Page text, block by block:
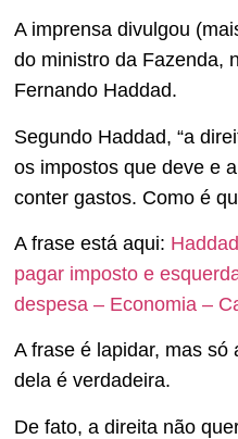
A imprensa divulgou
do ministro da Fazenda,
Fernando Haddad.
Segundo Haddad, “a
os impostos que deve e
conter gastos. Como é
A frase está aqui:
pagar imposto e
despesa – Economia –
A frase é lapidar, mas só
dela é verdadeira.
De fato, a direita não